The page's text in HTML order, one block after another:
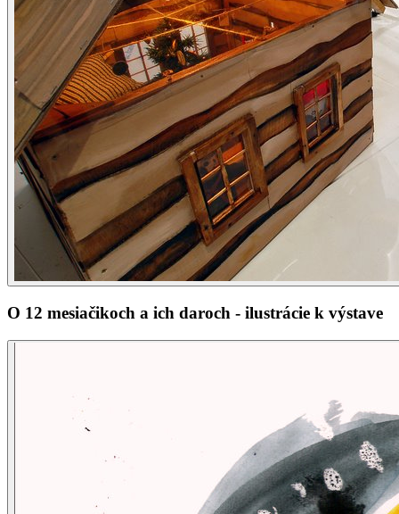
O 12 mesiačikoch a ich daroch - ilustrácie k výstave